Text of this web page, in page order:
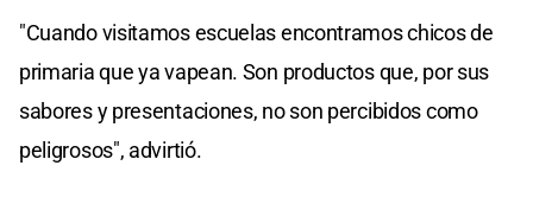
"Cuando visitamos escuelas encontramos chicos de
primaria que ya vapean. Son productos que, por sus
sabores y presentaciones, no son percibidos como
peligrosos", advirtió.